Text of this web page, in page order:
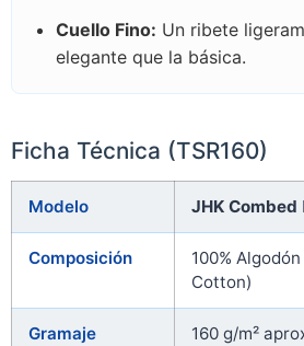
Cuello Fino: Un ribete
elegante que la básica.
Ficha Técnica (TSR160)
Modelo JHK Combed
Composición
100%
Cotton)
Gramaje 160 g/m²